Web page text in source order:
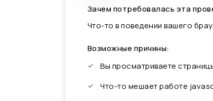
Зачем потребовалась эта
Что-то в поведении вашего
Возможные причины:
Вы просматриваете
Что-то мешает работе